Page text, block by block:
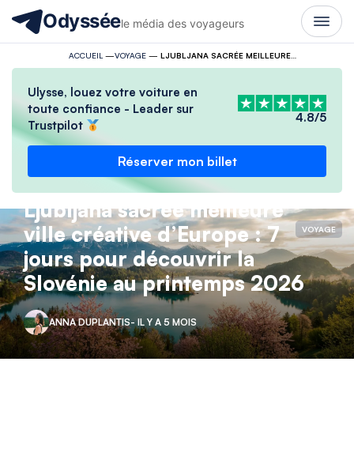
Odysséele média des voyageurs
ACCUEIL —VOYAGE— LJUBLJANA SACRÉE MEILLEURE VILLE CRÉATIVE D’EUROPE : 7 JOURS POUR DÉCOUVRIR LA SLOVÉNIE AU PRINTEMPS 2026
Ulysse, louez votre voiture en
toute confiance - Leader sur
Trustpilot
4.8/5
Réserver mon billet
VOYAGE
Ljubljana sacrée meilleure
ville créative d’Europe : 7
jours pour découvrir la
Slovénie au printemps 2026
ANNA DUPLANTIS- IL Y A 5 MOIS